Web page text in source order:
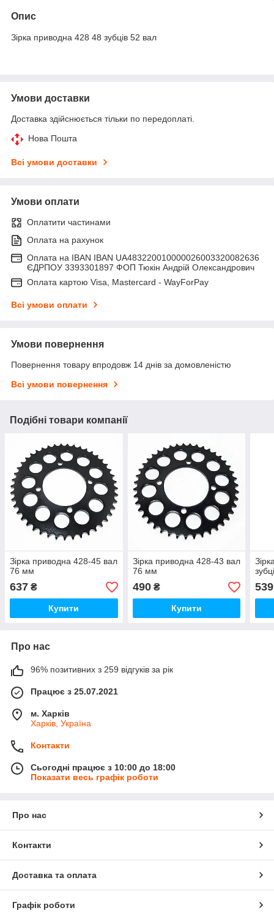
Опис
Зірка приводна 428 48 зубців 52 вал
Умови доставки
Доставка здійснюється тільки по передоплаті.
Нова Пошта
Всі умови доставки
Умови оплати
Оплатити частинами
Оплата на рахунок
Оплата на IBAN IBAN UA483220010000026003320082636
ЄДРПОУ 3393301897 ФОП Тюкін Андрій Олександрович
Оплата картою Visa, Mastercard - WayForPay
Всі умови оплати
Умови повернення
Повернення товару впродовж 14 днів за домовленістю
Всі умови повернення
Подібні товари компанії
Зірка приводна 428-45 вал
76 мм
637 ₴
Купити
Зірка приводна 428-43 вал
76 мм
490₴
Купити
539
Про нас
96% позитивних з 259 відгуків за рік
Працює з 25.07.2021
м. Харків
Харків, Україна
Контакти
Сьогодні працює з 10:00 до 18:00
Показати весь графік роботи
Про нас
Контакти
Доставка та оплата
Графік роботи